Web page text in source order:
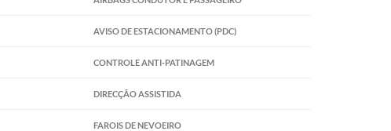
AVISO DE ESTACIONAMENTO (PDC)
CONTROLE ANTI-PATINAGEM
DIRECÇÃO ASSISTIDA
FAROIS DE NEVOEIRO